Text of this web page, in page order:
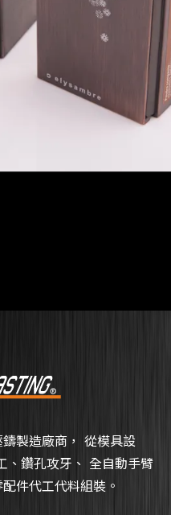
製造廠商， 從模具設
、鑽孔攻牙、 全自動手臂
件代工代料組裝。